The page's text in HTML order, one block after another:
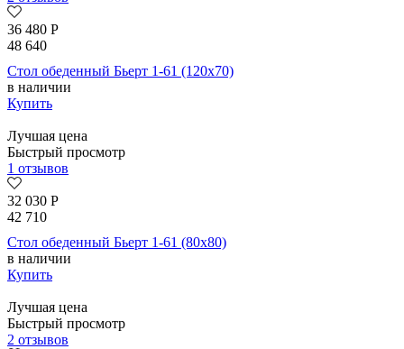
36 480 Р
48 640
Стол обеденный Бьерт 1-61 (120х70)
в наличии
Купить
Лучшая цена
Быстрый просмотр
1 отзывов
32 030 Р
42 710
Стол обеденный Бьерт 1-61 (80х80)
в наличии
Купить
Лучшая цена
Быстрый просмотр
2 отзывов